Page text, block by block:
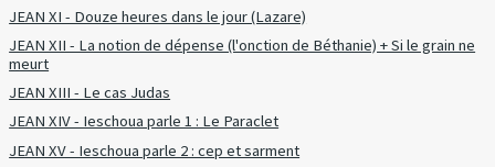
JEAN XI - Douze heures dans le jour (Lazare)
JEAN XII - La notion de dépense (l'onction de Béthanie) + Si le grain ne
meurt
JEAN XIII - Le cas Judas
JEAN XIV - Ieschoua parle 1 : Le Paraclet
JEAN XV - Ieschoua parle 2 : cep et sarment